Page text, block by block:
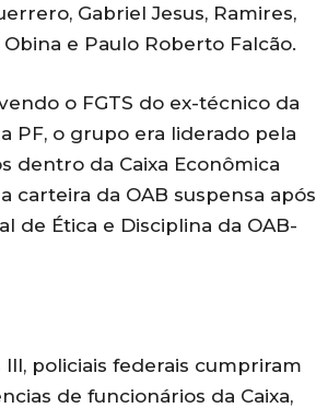
Gabriel Jesus, Ramires,
e Paulo Roberto Falcão.
o FGTS do ex-técnico da
PF, o grupo era liderado pela
dentro da Caixa Econômica
carteira da OAB suspensa após
de Ética e Disciplina da OAB-
policiais federais cumpriram
de funcionários da Caixa,